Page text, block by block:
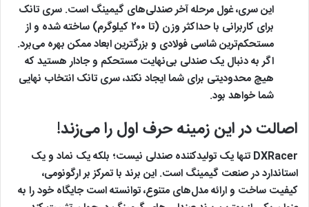
این سری، غول مرحله آخر صندلی‌های گیمینگ است. سری تانک
برای کاربرانی با حداکثر وزن (تا ۲۰۰ کیلوگرم) ساخته شده و از
مستحکم‌ترین شاسی فولادی و بزرگترین ابعاد ممکن بهره می‌برد.
اگر به دنبال یک صندلی بی‌نهایت مستحکم و جادار هستید که
هیچ محدودیتی برای شما ایجاد نکند، سری تانک انتخاب نهایی
شما خواهد بود.
اصالت در این زمینه حرف اول را می‌زند!
DXRacer تنها یک تولیدکننده صندلی نیست؛ بلکه یک نماد و یک
استاندارد در صنعت گیمینگ است. این برند با تمرکز بر ارگونومی،
کیفیت ساخت و ارائه مدل‌های متنوع، توانسته است جایگاه خود را به